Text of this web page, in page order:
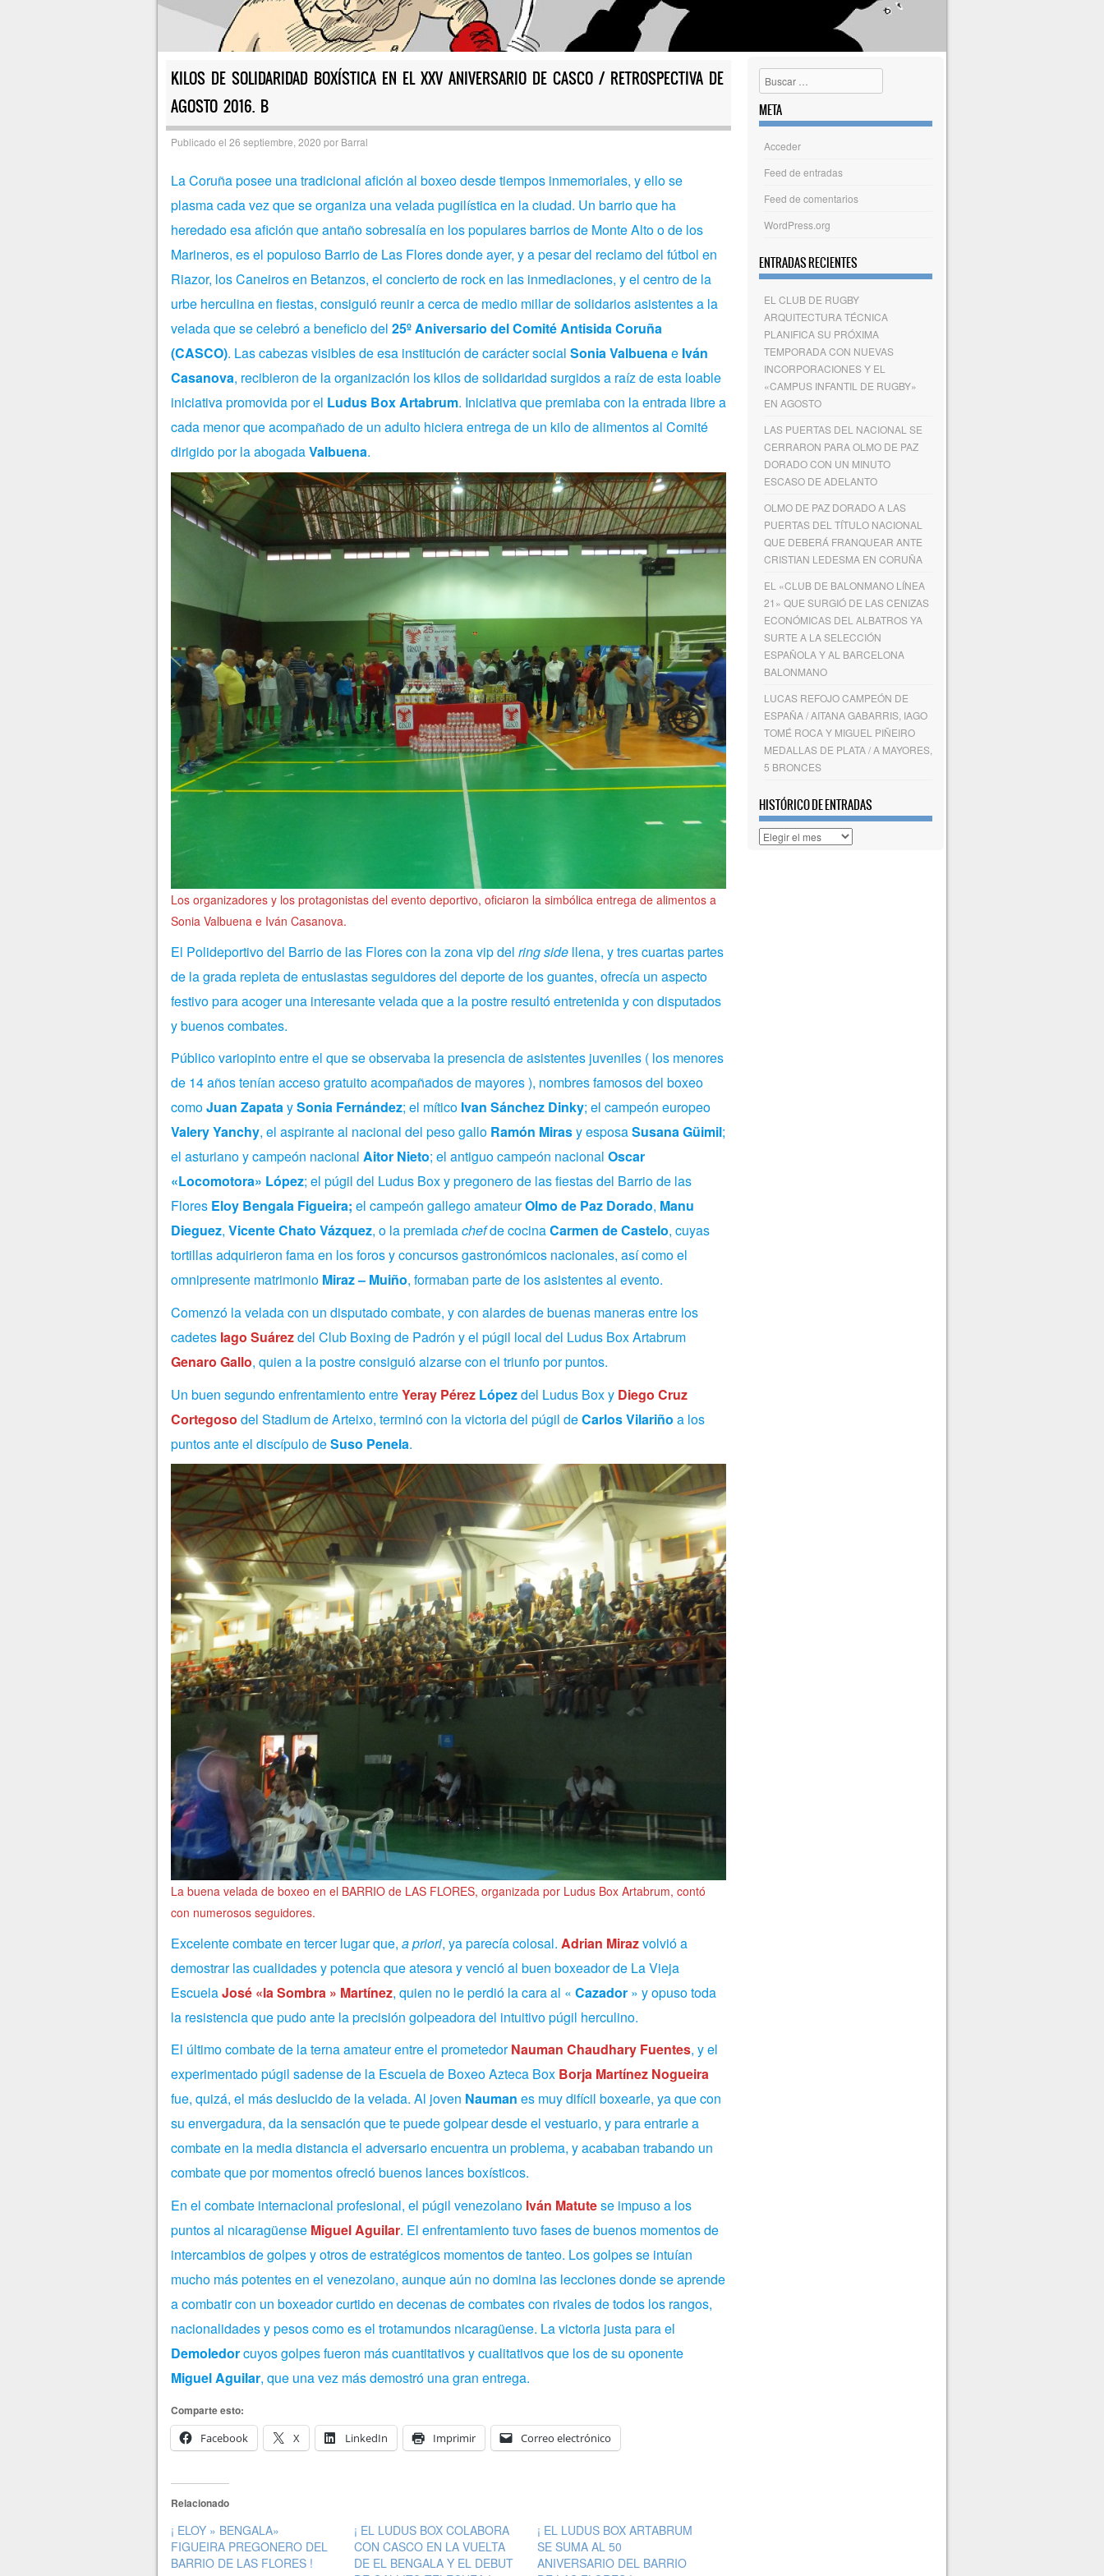
KILOS DE SOLIDARIDAD BOXÍSTICA EN EL XXV ANIVERSARIO DE CASCO / RETROSPECTIVA DE
AGOSTO 2016. B
Publicado el 26 septiembre, 2020 por Barral
La Coruña posee una tradicional afición al boxeo desde tiempos inmemoriales, y ello se
plasma cada vez que se organiza una velada pugilística en la ciudad. Un barrio que ha
heredado esa afición que antaño sobresalía en los populares barrios de Monte Alto o de los
Marineros, es el populoso Barrio de Las Flores donde ayer, y a pesar del reclamo del fútbol en
Riazor, los Caneiros en Betanzos, el concierto de rock en las inmediaciones, y el centro de la
urbe herculina en fiestas, consiguió reunir a cerca de medio millar de solidarios asistentes a la
velada que se celebró a beneficio del 25º Aniversario del Comité Antisida Coruña
(CASCO). Las cabezas visibles de esa institución de carácter social Sonia Valbuenae Iván
Casanova, recibieron de la organización los kilos de solidaridad surgidos a raíz de esta loable
iniciativa promovida por el Ludus Box Artabrum. Iniciativa que premiaba con la entrada libre a
cada menor que acompañado de un adulto hiciera entrega de un kilo de alimentos al Comité
dirigido por la abogadaValbuena.
Los organizadores y los protagonistas del evento deportivo, oficiaron la simbólica entrega de alimentos a
Sonia Valbuena e Iván Casanova.
El Polideportivo del Barrio de las Flores con la zona vip del ring sidellena, y tres cuartas partes
de la grada repleta de entusiastas seguidores del deporte de los guantes, ofrecía un aspecto
festivo para acoger una interesante velada que a la postre resultó entretenida y con disputados
y buenos combates.
Público variopinto entre el que se observaba la presencia de asistentes juveniles ( los menores
de 14 años tenían acceso gratuito acompañados de mayores ), nombres famosos del boxeo
comoJuan ZapataySonia Fernández; el mítico Ivan Sánchez Dinky; el campeón europeo
Valery Yanchy, el aspirante al nacional del peso gallo Ramón Mirasy esposaSusana Güimil;
el asturiano y campeón nacional Aitor Nieto; el antiguo campeón nacional Oscar
«Locomotora» López; el púgil del Ludus Box y pregonero de las fiestas del Barrio de las
Flores Eloy Bengala Figueira; el campeón gallego amateurOlmo de Paz Dorado, Manu
Dieguez, Vicente Chato Vázquez, o la premiadachefde cocinaCarmen de Castelo, cuyas
tortillas adquirieron fama en los foros y concursos gastronómicos nacionales, así como el
omnipresente matrimonioMiraz – Muiño, formaban parte de los asistentes al evento.
Comenzó la velada con un disputado combate, y con alardes de buenas maneras entre los
cadetes Iago Suárezdel Club Boxing de Padrón y el púgil local del Ludus Box Artabrum
Genaro Gallo, quien a la postre consiguió alzarse con el triunfo por puntos.
Un buen segundo enfrentamiento entreYeray PérezLópezdel Ludus Box y Diego Cruz
Cortegoso del Stadium de Arteixo, terminó con la victoria del púgil deCarlos Vilariño a los
puntos ante el discípulo deSuso Penela.
La buena velada de boxeo en el BARRIO de LAS FLORES, organizada por Ludus Box Artabrum, contó
con numerosos seguidores.
Excelente combate en tercer lugar que, a priori, ya parecía colosal. Adrian Mirazvolvió a
demostrar las cualidades y potencia que atesora y venció al buen boxeador de La Vieja
EscuelaJosé «la Sombra » Martínez, quien no le perdió la cara al « Cazador» y opuso toda
la resistencia que pudo ante la precisión golpeadora del intuitivo púgil herculino.
El último combate de la terna amateur entre el prometedor Nauman Chaudhary Fuentes, y el
experimentado púgil sadense de la Escuela de Boxeo Azteca Box Borja Martínez Nogueira
fue, quizá, el más deslucido de la velada. Al joven Nauman es muy difícil boxearle, ya que con
su envergadura, da la sensación que te puede golpear desde el vestuario, y para entrarle a
combate en la media distancia el adversario encuentra un problema, y acababan trabando un
combate que por momentos ofreció buenos lances boxísticos.
En el combate internacional profesional, el púgil venezolano Iván Matutese impuso a los
puntos al nicaragüense Miguel Aguilar. El enfrentamiento tuvo fases de buenos momentos de
intercambios de golpes y otros de estratégicos momentos de tanteo. Los golpes se intuían
mucho más potentes en el venezolano, aunque aún no domina las lecciones donde se aprende
a combatir con un boxeador curtido en decenas de combates con rivales de todos los rangos,
nacionalidades y pesos como es el trotamundos nicaragüense. La victoria justa para el
Demoledorcuyos golpes fueron más cuantitativos y cualitativos que los de su oponente
Miguel Aguilar, que una vez más demostró una gran entrega.
Comparte esto:
Facebook
X LinkedIn Imprimir Correo electrónico
Relacionado
¡ ELOY » BENGALA»
FIGUEIRA PREGONERO DEL
BARRIO DE LAS FLORES !
¡ EL LUDUS BOX COLABORA
CON CASCO EN LA VUELTA
DE EL BENGALA Y EL DEBUT
¡ EL LUDUS BOX ARTABRUM
SE SUMA AL 50
ANIVERSARIO DEL BARRIO
Buscar
META
Acceder
Feed de entradas
Feed de comentarios
WordPress.org
ENTRADAS RECIENTES
EL CLUB DE RUGBY
ARQUITECTURA TÉCNICA
PLANIFICA SU PRÓXIMA
TEMPORADA CON NUEVAS
INCORPORACIONES Y EL
«CAMPUS INFANTIL DE RUGBY»
EN AGOSTO
LAS PUERTAS DEL NACIONAL SE
CERRARON PARA OLMO DE PAZ
DORADO CON UN MINUTO
ESCASO DE ADELANTO
OLMO DE PAZ DORADO A LAS
PUERTAS DEL TÍTULO NACIONAL
QUE DEBERÁ FRANQUEAR ANTE
CRISTIAN LEDESMA EN CORUÑA
EL «CLUB DE BALONMANO LÍNEA
21» QUE SURGIÓ DE LAS CENIZAS
ECONÓMICAS DEL ALBATROS YA
SURTE A LA SELECCIÓN
ESPAÑOLA Y AL BARCELONA
BALONMANO
LUCAS REFOJO CAMPEÓN DE
ESPAÑA / AITANA GABARRIS, IAGO
TOMÉ ROCA Y MIGUEL PIÑEIRO
MEDALLAS DE PLATA / A MAYORES,
5 BRONCES
HISTÓRICO DE ENTRADAS
Histórico